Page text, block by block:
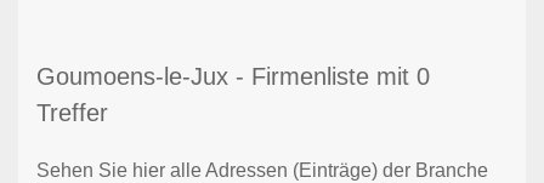
Goumoens-le-Jux - Firmenliste mit 0
Treffer
Sehen Sie hier alle Adressen (Einträge) der Branche